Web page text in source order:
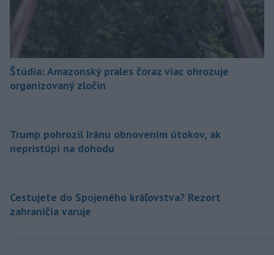
Štúdia: Amazonský prales čoraz viac ohrozuje
organizovaný zločin
Trump pohrozil Iránu obnovením útokov, ak
nepristúpi na dohodu
Cestujete do Spojeného kráľovstva? Rezort
zahraničia varuje